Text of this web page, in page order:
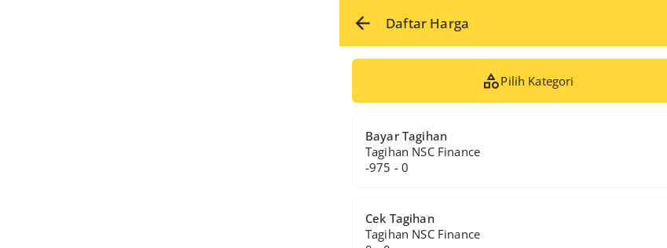
Daftar Harga
Pilih Kategori
Bayar Tagihan
Tagihan NSC Finance
-975 - 0
Cek Tagihan
Tagihan NSC Finance